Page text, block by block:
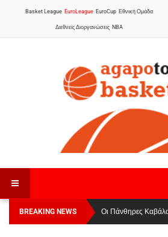
Basket League EuroLeague EuroCup Εθνική Ομάδα
Διεθνείς Διοργανώσεις NBA
BREAKING NEWS
Οι Πάνθηρες Καβάλας
League 1
Αναχώρησε για τα